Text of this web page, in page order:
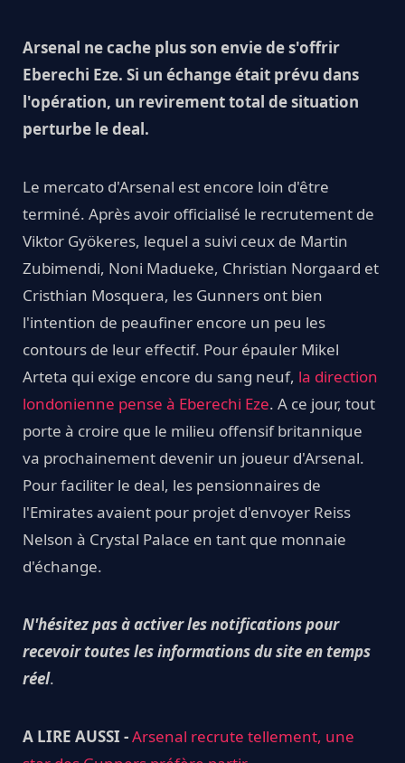
Arsenal ne cache plus son envie de s'offrir
Eberechi Eze. Si un échange était prévu dans
l'opération, un revirement total de situation
perturbe le deal.
Le mercato d'Arsenal est encore loin d'être
terminé. Après avoir officialisé le recrutement de
Viktor Gyökeres, lequel a suivi ceux de Martin
Zubimendi, Noni Madueke, Christian Norgaard et
Cristhian Mosquera, les Gunners ont bien
l'intention de peaufiner encore un peu les
contours de leur effectif. Pour épauler Mikel
Arteta qui exige encore du sang neuf, la direction
londonienne pense à Eberechi Eze. A ce jour, tout
porte à croire que le milieu offensif britannique
va prochainement devenir un joueur d'Arsenal.
Pour faciliter le deal, les pensionnaires de
l'Emirates avaient pour projet d'envoyer Reiss
Nelson à Crystal Palace en tant que monnaie
d'échange.
N'hésitez pas à activer les notifications pour
recevoir toutes les informations du site en temps
réel.
A LIRE AUSSI -Arsenal recrute tellement, une